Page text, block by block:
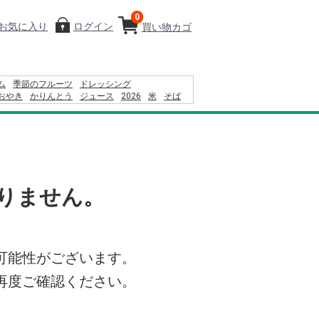
買い物カゴ
0
気に入り ログイン
季節のフルーツ
ドレッシング
やき かりんとう ジュース 2026 米
そば
ません。
性がございます。
ご確認ください。